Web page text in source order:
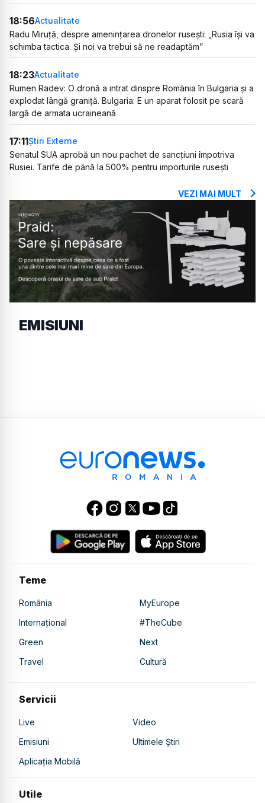
18:56Actualitate
Radu Miruță, despre amenințarea dronelor rusești: „Rusia își va
schimba tactica. Și noi va trebui să ne readaptăm”
18:23Actualitate
Rumen Radev: O dronă a intrat dinspre România în Bulgaria și a
explodat lângă graniță. Bulgaria: E un aparat folosit pe scară
largă de armata ucraineană
17:11Știri Externe
Senatul SUA aprobă un nou pachet de sancțiuni împotriva
Rusiei. Tarife de până la 500% pentru importurile rusești
VEZI MAI MULT
EMISIUNI
Teme
România
MyEurope
Internațional
#TheCube
Green
Next
Travel
Cultură
Servicii
Live
Video
Emisiuni
Ultimele Știri
Aplicația Mobilă
Utile